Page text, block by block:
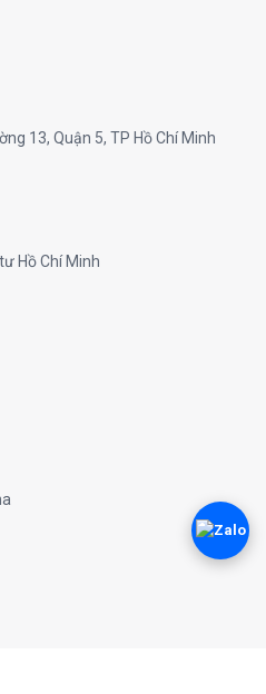
13, Quận 5, TP Hồ Chí Minh
Hồ Chí Minh